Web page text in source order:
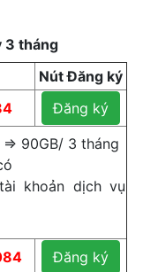
3 tháng
Nút Đăng ký
Đăng ký
⇒ 90GB/ 3 tháng
khoản dịch vụ
Đăng ký